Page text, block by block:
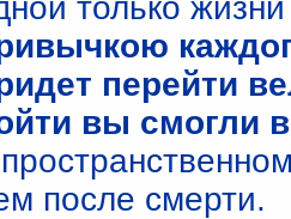
только
перейти
вы смогли
после смерти.